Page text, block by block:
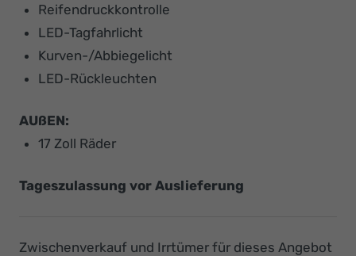
Reifendruckkontrolle
LED-Tagfahrlicht
Kurven-/Abbiegelicht
LED-Rückleuchten
AUßEN:
17 Zoll Räder
Tageszulassung vor Auslieferung
Zwischenverkauf und Irrtümer für dieses Angebot